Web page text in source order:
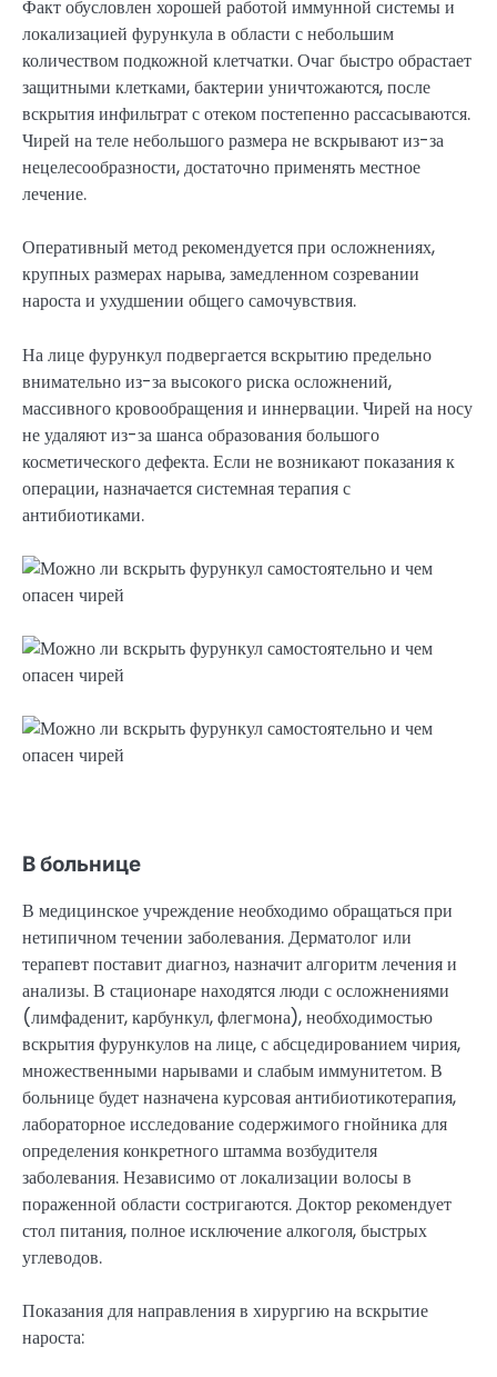
Факт обусловлен хорошей работой иммунной системы и
локализацией фурункула в области с небольшим
количеством подкожной клетчатки. Очаг быстро обрастает
защитными клетками, бактерии уничтожаются, после
вскрытия инфильтрат с отеком постепенно рассасываются.
Чирей на теле небольшого размера не вскрывают из-за
нецелесообразности, достаточно применять местное
лечение.
Оперативный метод рекомендуется при осложнениях,
крупных размерах нарыва, замедленном созревании
нароста и ухудшении общего самочувствия.
На лице фурункул подвергается вскрытию предельно
внимательно из-за высокого риска осложнений,
массивного кровообращения и иннервации. Чирей на носу
не удаляют из-за шанса образования большого
косметического дефекта. Если не возникают показания к
операции, назначается системная терапия с
антибиотиками.
В больнице
В медицинское учреждение необходимо обращаться при
нетипичном течении заболевания. Дерматолог или
терапевт поставит диагноз, назначит алгоритм лечения и
анализы. В стационаре находятся люди с осложнениями
(лимфаденит, карбункул, флегмона), необходимостью
вскрытия фурункулов на лице, с абсцедированием чирия,
множественными нарывами и слабым иммунитетом. В
больнице будет назначена курсовая антибиотикотерапия,
лабораторное исследование содержимого гнойника для
определения конкретного штамма возбудителя
заболевания. Независимо от локализации волосы в
пораженной области состригаются. Доктор рекомендует
стол питания, полное исключение алкоголя, быстрых
углеводов.
Показания для направления в хирургию на вскрытие
нароста: